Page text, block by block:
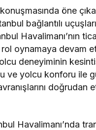
öne
bağlantılı
Havalimanı’nın
oynamaya devam
deneyiminin
ve yolcu konforu ile
doğrudan
Havalimanı’nda